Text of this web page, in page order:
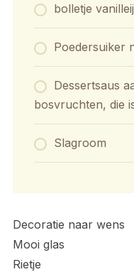
bolletje
Poedersuiker
Dessertsaus
bosvruchten, die
Slagroom
Decoratie naar wens
Mooi glas
Rietje